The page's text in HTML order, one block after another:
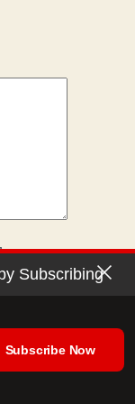
και τον
φορά
Subscribing
Subscribe Now